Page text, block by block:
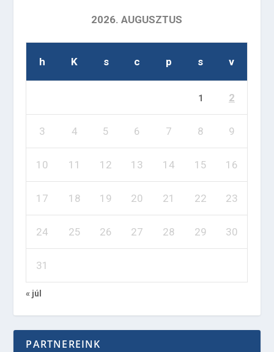
2026. AUGUSZTUS
h K s c p s v
1 2
3 4 5 6 7 8 9
10 11 12 13 14 15 16
17 18 19 20 21 22 23
24 25 26 27 28 29 30
31
« júl
PARTNEREINK